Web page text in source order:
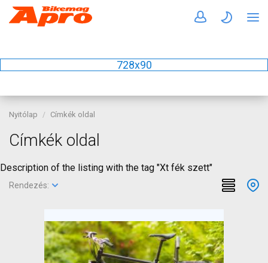
728x90
Nyitólap Címkék oldal
Címkék oldal
Description of the listing with the tag "Xt fék szett"
Rendezés: